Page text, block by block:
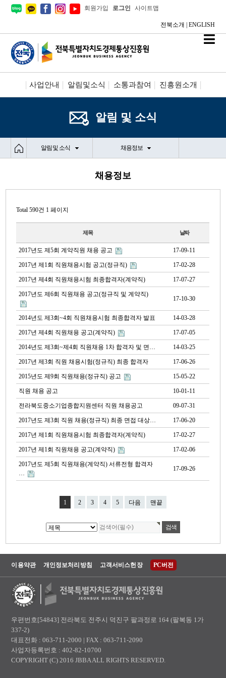
회원가입 로그인 사이트맵
전북소개 ENGLISH
사업안내 알림및소식 소통과참여 진흥원소개
알림 및 소식
알림 및 소식 채용정보
채용정보
Total 590건 1 페이지
제목 날짜
2017년도 제5회 계약직원 채용 공고 17-09-11
2017년 제1회 직원채용시험 공고(정규직) 17-02-28
2017년 제4회 직원채용시험 최종합격자(계약직) 17-07-27
2017년도 제6회 직원채용 공고(정규직 및 계약직)
17-10-30
2014년도 제3회~4회 직원채용시험 최종합격자 발표 14-03-28
2017년 제4회 직원채용 공고(계약직) 17-07-05
2014년도 제3회~제4회 직원채용 1차 합격자 및 면… 14-03-25
2017년 제3회 직원 채용시험(정규직) 최종 합격자 17-06-26
2015년도 제9회 직원채용(정규직) 공고 15-05-22
직원 채용 공고 10-01-11
전라북도중소기업종합지원센터 직원 채용공고 09-07-31
2017년도 제3회 직원 채용(정규직) 최종 면접 대상… 17-06-20
2017년 제1회 직원채용시험 최종합격자(계약직) 17-02-27
2017년 제1회 직원채용 공고(계약직) 17-02-06
2017년도 제5회 직원채용(계약직) 서류전형 합격자
…
17-09-26
1 2 3 4 5 다음 맨끝
이용약관 개인정보처리방침 고객서비스헌장 PC버전
우편번호[54843] 전라북도 전주시 덕진구 팔과정로 164 (팔복동 1가
337-2)
대표전화 : 063-711-2000 | FAX : 063-711-2090
사업자등록번호 : 402-82-10700
COPYRIGHT (C) 2016 JBBA ALL RIGHTS RESERVED.